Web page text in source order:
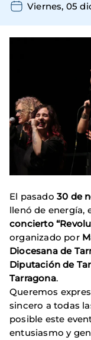
Viernes, 05
El pasado 30 de
llenó de energía,
concierto
organizado por
Diocesana de
Diputación de
Tarragona.
Queremos
sincero a todas
posible este
entusiasmo y